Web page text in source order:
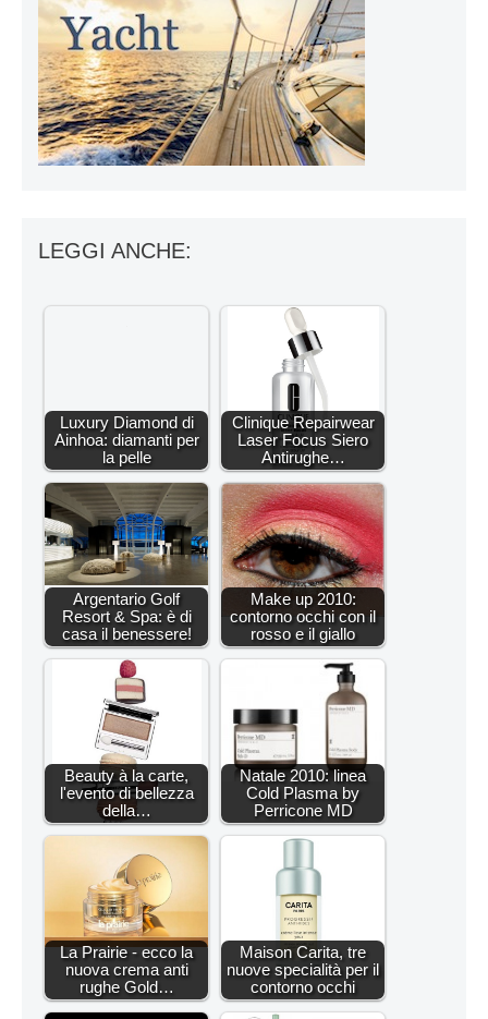
LEGGI ANCHE:
Luxury Diamond di
Ainhoa: diamanti per
la pelle
Clinique Repairwear
Laser Focus Siero
Antirughe…
Argentario Golf
Resort & Spa: è di
casa il benessere!
Make up 2010:
contorno occhi con il
rosso e il giallo
Beauty à la carte,
l'evento di bellezza
della…
Natale 2010: linea
Cold Plasma by
Perricone MD
La Prairie - ecco la
nuova crema anti
rughe Gold…
Maison Carita, tre
nuove specialità per il
contorno occhi